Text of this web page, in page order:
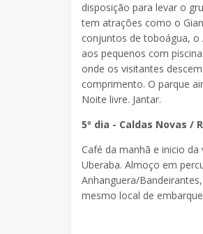
disposição para levar o
tem atrações como o
conjuntos de toboágua, o
aos pequenos com
onde os visitantes
comprimento. O parque
Noite livre. Jantar.
5º dia - Caldas Novas /
Café da manhã e inicio
Uberaba. Almoço em
Anhanguera/
mesmo local de